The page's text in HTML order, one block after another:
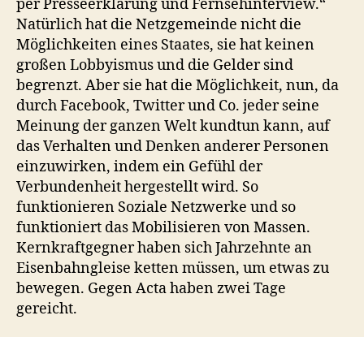
per Presseerklärung und Fernsehinterview.“
Natürlich hat die Netzgemeinde nicht die
Möglichkeiten eines Staates, sie hat keinen
großen Lobbyismus und die Gelder sind
begrenzt. Aber sie hat die Möglichkeit, nun, da
durch Facebook, Twitter und Co. jeder seine
Meinung der ganzen Welt kundtun kann, auf
das Verhalten und Denken anderer Personen
einzuwirken, indem ein Gefühl der
Verbundenheit hergestellt wird. So
funktionieren Soziale Netzwerke und so
funktioniert das Mobilisieren von Massen.
Kernkraftgegner haben sich Jahrzehnte an
Eisenbahngleise ketten müssen, um etwas zu
bewegen. Gegen Acta haben zwei Tage
gereicht.